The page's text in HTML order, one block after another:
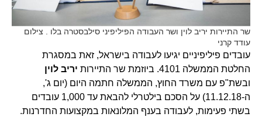
שר התיירות יריב לוין ושר העבודה הפיליפיני סילבסטרה בלו . צילום
עודד קרני
עובדים פיליפיניים יגיעו לעבודה בישראל, זאת במסגרת
החלטת הממשלה 4101. ביוזמת שר התיירות
יריב לוין
ובשת"פ עם משרד החוץ, הממשלה חתמה היום (יום ג',
ה-11.12.18) על הסכם בילטרלי להבאת עד 1,000 עובדים
בשתי פעימות, לעבודה בענף המלונאות במקצועות החדרנות.